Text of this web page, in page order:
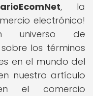
, la
electrónico!
universo de
los términos
en el mundo del
nuestro artículo
el comercio